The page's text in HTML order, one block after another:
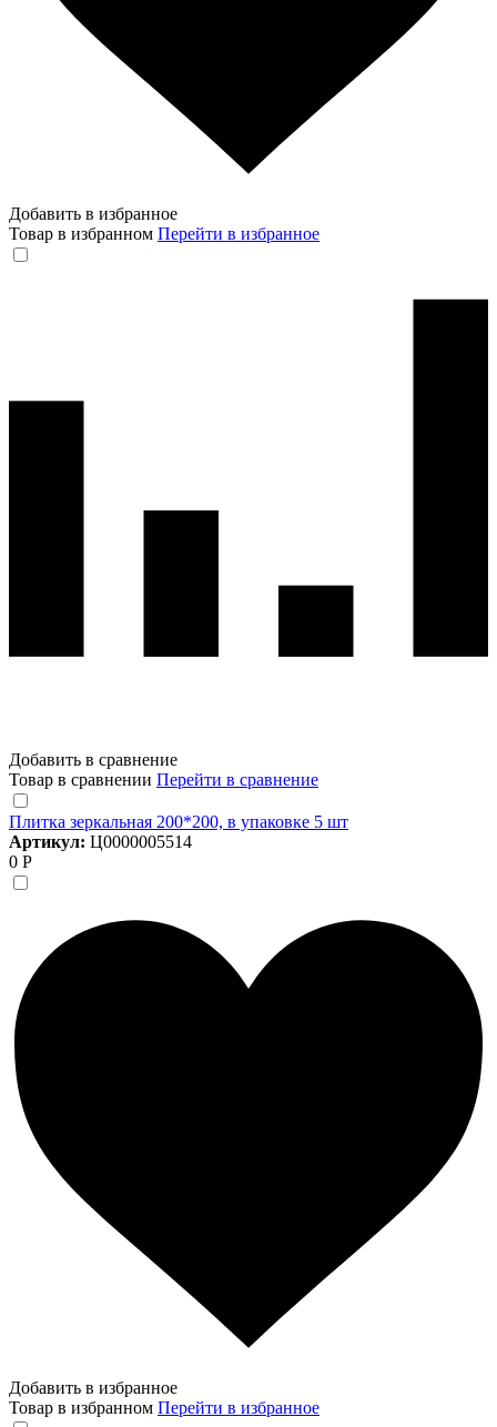
Добавить в избранное
Товар в избранном Перейти в избранное
Добавить в сравнение
Товар в сравнении Перейти в сравнение
Плитка зеркальная 200*200, в упаковке 5 шт
Артикул: Ц0000005514
0 Р
Добавить в избранное
Товар в избранном Перейти в избранное